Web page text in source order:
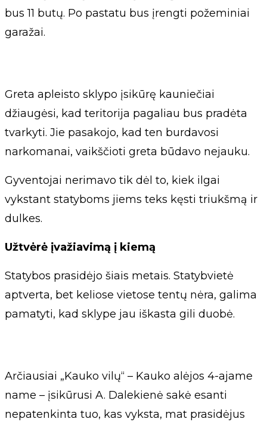
bus 11 butų. Po pastatu bus įrengti požeminiai
garažai.
Greta apleisto sklypo įsikūrę kauniečiai
džiaugėsi, kad teritorija pagaliau bus pradėta
tvarkyti. Jie pasakojo, kad ten burdavosi
narkomanai, vaikščioti greta būdavo nejauku.
Gyventojai nerimavo tik dėl to, kiek ilgai
vykstant statyboms jiems teks kęsti triukšmą ir
dulkes.
Užtvėrė įvažiavimą į kiemą
Statybos prasidėjo šiais metais. Statybvietė
aptverta, bet keliose vietose tentų nėra, galima
pamatyti, kad sklype jau iškasta gili duobė.
Arčiausiai „Kauko vilų“ – Kauko alėjos 4-ajame
name – įsikūrusi A. Dalekienė sakė esanti
nepatenkinta tuo, kas vyksta, mat prasidėjus